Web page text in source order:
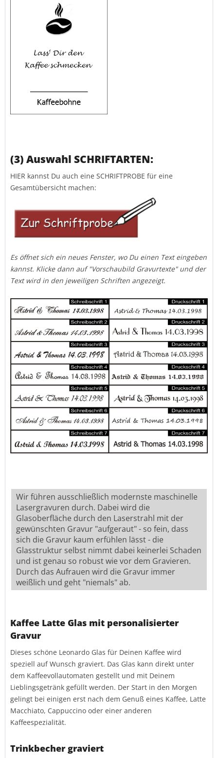
(3) Auswahl SCHRIFTARTEN:
HIER kannst Du auch eine SCHRIFTPROBE für eine
Gesamtübersicht machen:
Es öffnet sich ein neues Fenster, wo Du einen Text eingeben
kannst. Klicke dann auf "Vorschaubild Gravurtexte" und der
Text wird in den jeweiligen Schriften angezeigt.
Wir führen ausschließlich modernste maschinelle
Lasergravuren durch. Dabei wird die
Glasoberfläche durch den Laserstrahl mit der
gewünschten Gravur "aufgeraut" - so fein, dass
sich die Gravur kaum erfühlen lässt - die
Glasstruktur selbst nimmt dabei keinerlei Schaden
und ist genau so robust wie vor dem Gravieren.
Durch das Aufrauen wird die Gravur immer
weißlich und geht "niemals" ab.
Kaffee Latte Glas mit personalisierter
Gravur
Dieses schöne Leonardo Glas für Deinen Kaffee wird
speziell auf Wunsch graviert. Das Glas kann direkt unter
dem Kaffeevollautomaten gestellt und mit Deinem
Lieblingsgetränk gefüllt werden. Der Start in den Morgen
gelingt bei einigen erst nach dem Genuß eines Kaffee, Latte
Macchiato, Cappuccino oder einer anderen
Kaffeespezialität.
Trinkbecher graviert